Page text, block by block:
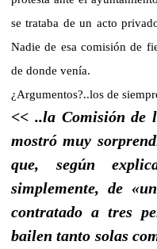
se trataba de un acto
Nadie de esa comisión de
de donde venía.
¿Argumentos?..los de
<< ..la Comisión de
mostró muy
que, según
simplemente, de
contratado a tres
bailen tanto solas